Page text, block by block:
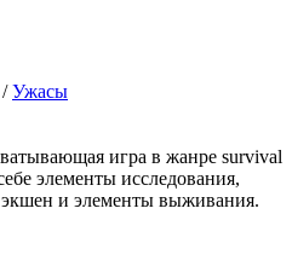
/Ужасы
игра в жанре survival
элементы исследования,
и элементы выживания.